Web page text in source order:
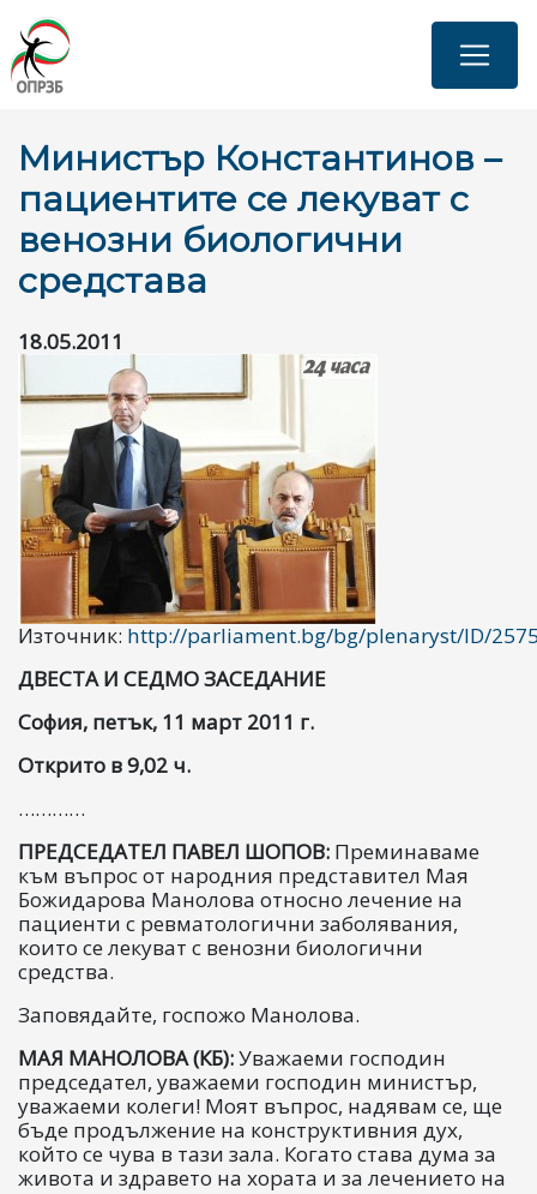
Министър Константинов –
пациентите се лекуват с
венозни биологични
средстава
18.05.2011
Източник: http://parliament.bg/bg/plenaryst/ID/
ДВЕСТА И СЕДМО ЗАСЕДАНИЕ
София, петък, 11 март 2011 г.
Открито в 9,02 ч.
…………
ПРЕДСЕДАТЕЛ ПАВЕЛ ШОПОВ: Преминаваме
към въпрос от народния представител Мая
Божидарова Манолова относно лечение на
пациенти с ревматологични заболявания,
които се лекуват с венозни биологични
средства.
Заповядайте, госпожо Манолова.
МАЯ МАНОЛОВА (КБ):Уважаеми господин
председател, уважаеми господин министър,
уважаеми колеги! Моят въпрос, надявам се, ще
бъде продължение на конструктивния дух,
който се чува в тази зала. Когато става дума за
живота и здравето на хората и за лечението на